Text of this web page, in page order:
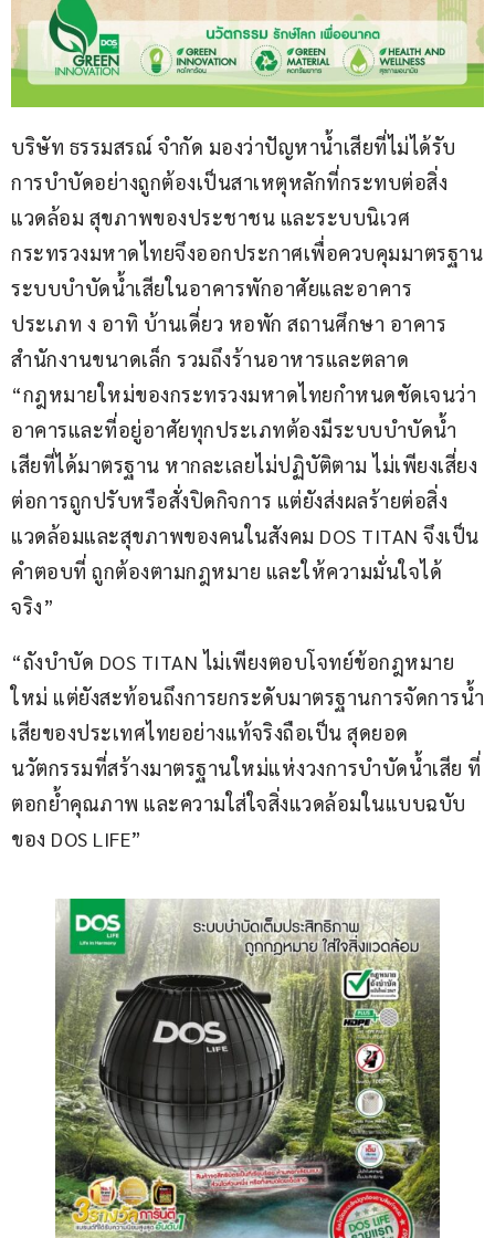
บริษัท ธรรมสรณ์ จำกัด มองว่าปัญหาน้ำเสียที่ไม่ได้รับ
การบำบัดอย่างถูกต้องเป็นสาเหตุหลักที่กระทบต่อสิ่ง
แวดล้อม สุขภาพของประชาชน และระบบนิเวศ
กระทรวงมหาดไทยจึงออกประกาศเพื่อควบคุมมาตรฐาน
ระบบบำบัดน้ำเสียในอาคารพักอาศัยและอาคาร
ประเภท ง อาทิ บ้านเดี่ยว หอพัก สถานศึกษา อาคาร
สำนักงานขนาดเล็ก รวมถึงร้านอาหารและตลาด
“กฎหมายใหม่ของกระทรวงมหาดไทยกำหนดชัดเจนว่า
อาคารและที่อยู่อาศัยทุกประเภทต้องมีระบบบำบัดน้ำ
เสียที่ได้มาตรฐาน หากละเลยไม่ปฏิบัติตาม ไม่เพียงเสี่ยง
ต่อการถูกปรับหรือสั่งปิดกิจการ แต่ยังส่งผลร้ายต่อสิ่ง
แวดล้อมและสุขภาพของคนในสังคม DOS TITAN จึงเป็น
คำตอบที่ ถูกต้องตามกฎหมาย และให้ความมั่นใจได้
จริง”
“ถังบำบัด DOS TITAN ไม่เพียงตอบโจทย์ข้อกฎหมาย
ใหม่ แต่ยังสะท้อนถึงการยกระดับมาตรฐานการจัดการน้ำ
เสียของประเทศไทยอย่างแท้จริงถือเป็น สุดยอด
นวัตกรรมที่สร้างมาตรฐานใหม่แห่งวงการบำบัดน้ำเสีย ที่
ตอกย้ำคุณภาพ และความใส่ใจสิ่งแวดล้อมในแบบฉบับ
ของ DOS LIFE”